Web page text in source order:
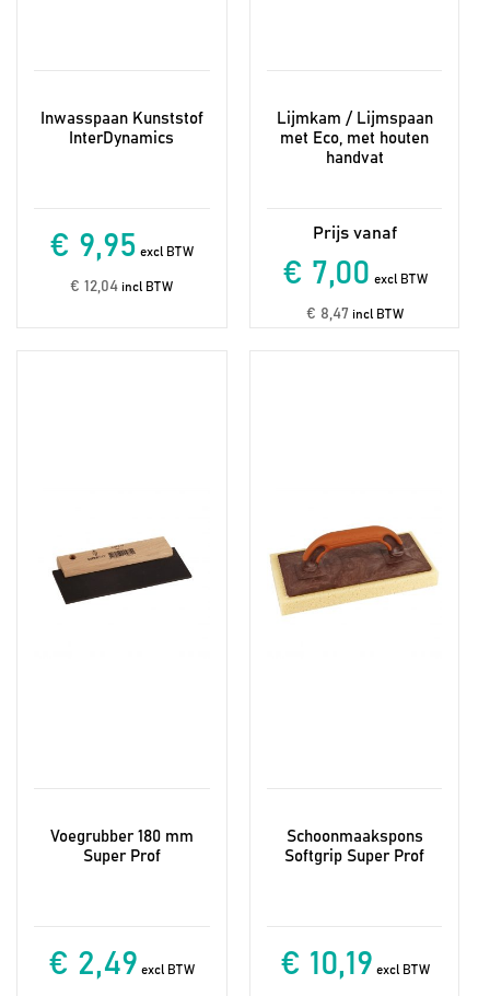
Inwasspaan Kunststof
InterDynamics
€ 9,95 excl BTW
€ 12,04 incl BTW
Lijmkam / Lijmspaan
met Eco, met houten
handvat
€ 7,00 excl BTW
€ 8,47 incl BTW
Voegrubber 180 mm
Super Prof
€ 2,49 excl BTW
Schoonmaakspons
Softgrip Super Prof
€ 10,19 excl BTW